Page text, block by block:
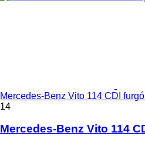
Mercedes-Benz Vito 114 CDI
14
Mercedes-Benz Vito 114